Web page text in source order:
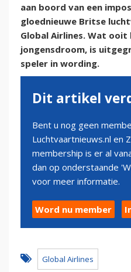
aan boord van een
gloednieuwe Britse
Global Airlines. Wat ooit
jongensdroom, is
speler in wording.
Dit artikel
Bent u nog geen
Luchtvaartnieuws.nl en
membership is er al
dan op onderstaande
voor meer informatie.
Word nu member
Global Airlines